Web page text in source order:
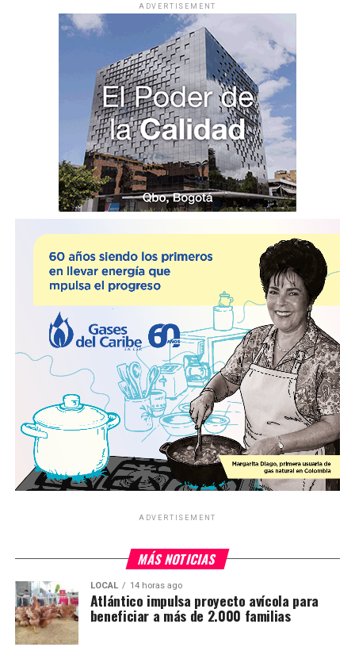
ADVERTISEMENT
ADVERTISEMENT
MÁS NOTICIAS
LOCAL 14 horas ago
Atlántico impulsa proyecto avícola para
beneficiar a más de 2.000 familias